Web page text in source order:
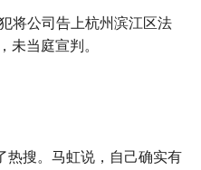
将公司告上杭州滨江区法
未当庭宣判。
热搜。马虹说，自己确实有